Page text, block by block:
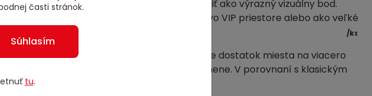
/ks
najmä tam, kde má reklamná stena pôsobiť ako výrazný vizuálny bod.
v partnerskej zóne, pri športovej trati, vo VIP priestore alebo ako veľké
čitateľná plocha. Rozmer 6 × 4 m poskytuje dostatok miesta na viacero
bez toho, aby grafika pôsobila preplnene. V porovnaní s klasickým
a výraznejšie.
časti stránok.
Súhlasím
tu.